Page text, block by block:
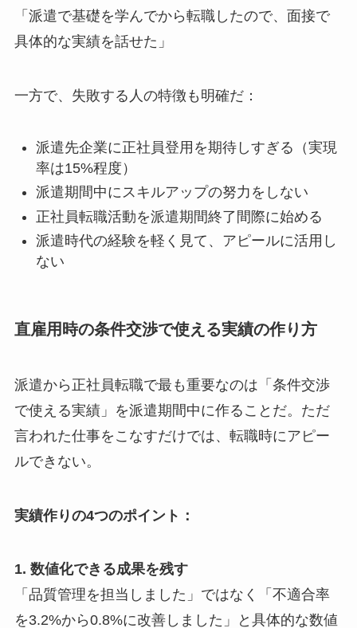
「派遣で基礎を学んでから転職したので、面接で
具体的な実績を話せた」
一方で、失敗する人の特徴も明確だ：
派遣先企業に正社員登用を期待しすぎる（実現
率は15%程度）
派遣期間中にスキルアップの努力をしない
正社員転職活動を派遣期間終了間際に始める
派遣時代の経験を軽く見て、アピールに活用し
ない
直雇用時の条件交渉で使える実績の作り方
派遣から正社員転職で最も重要なのは「条件交渉
で使える実績」を派遣期間中に作ることだ。ただ
言われた仕事をこなすだけでは、転職時にアピー
ルできない。
実績作りの4つのポイント：
1. 数値化できる成果を残す
「品質管理を担当しました」ではなく「不適合率
を3.2%から0.8%に改善しました」と具体的な数値